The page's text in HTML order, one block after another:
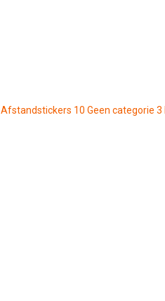
Afstandstickers 10 Geen categorie 3